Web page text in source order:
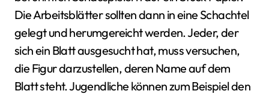
Die Arbeitsblätter sollten dann in eine Schachtel
gelegt und herumgereicht werden. Jeder, der
sich ein Blatt ausgesucht hat, muss versuchen,
die Figur darzustellen, deren Name auf dem
Blatt steht. Jugendliche können zum Beispiel den